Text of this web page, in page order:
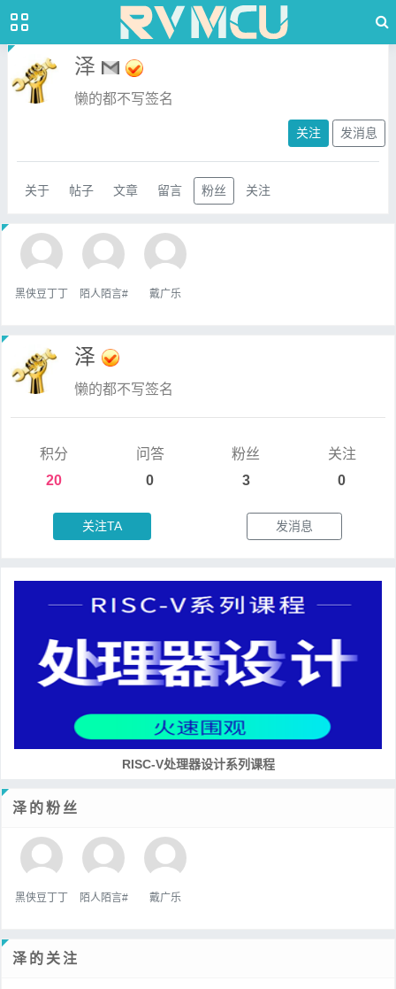
泽
懒的都不写签名
关注 发消息
关于 帖子 文章 留言 粉丝 关注
黑侠豆丁丁 陌人陌言# 戴广乐
泽
懒的都不写签名
积分
20
问答
0
粉丝
3
关注
0
关注TA 发消息
RISC-V处理器设计系列课程
泽的粉丝
黑侠豆丁丁 陌人陌言# 戴广乐
泽的关注